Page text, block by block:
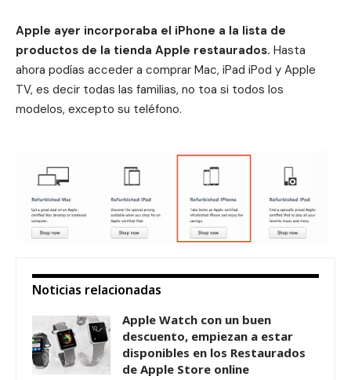
Apple ayer incorporaba el iPhone a la lista de
productos de la tienda Apple restaurados. Hasta
ahora podías acceder a comprar Mac, iPad iPod y Apple
TV, es decir todas las familias, no toa si todos los
modelos, excepto su teléfono.
Noticias relacionadas
Apple Watch con un buen
descuento, empiezan a estar
disponibles en los Restaurados
de Apple Store online